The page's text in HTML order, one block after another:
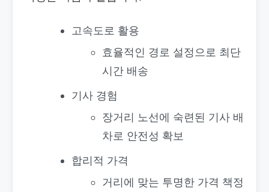
고속도로 활용
효율적인 경로 설정으로 최단
시간 배송
기사 경험
장거리 노선에 숙련된 기사 배
차로 안전성 확보
합리적 가격
거리에 맞는 투명한 가격 책정